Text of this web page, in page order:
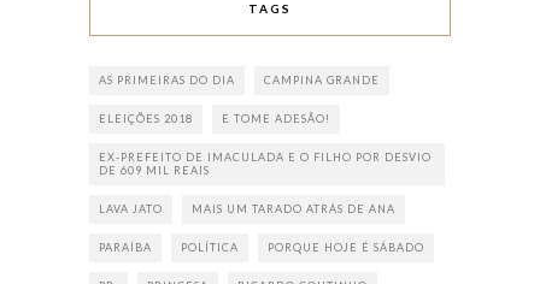
TAGS
AS PRIMEIRAS DO DIA CAMPINA GRANDE
ELEIÇÕES 2018 E TOME ADESÃO!
EX-PREFEITO DE IMACULADA E O FILHO POR DESVIO
DE 609 MIL REAIS
LAVA JATO MAIS UM TARADO ATRÁS DE ANA
PARAÍBA POLÍTICA PORQUE HOJE É SÁBADO